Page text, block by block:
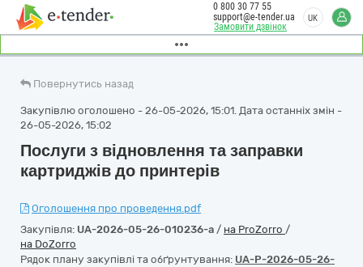
Замовити дзвінок
0 800 30 77 55
support@e-tender.ua
UK
Повернутись назад
Закупівлю оголошено - 26-05-2026, 15:01. Дата останніх змін -
26-05-2026, 15:02
Послуги з відновлення та заправки
картриджів до принтерів
Оголошення про проведення.pdf
Закупівля: UA-2026-05-26-010236-a / на ProZorro /
на DoZorro
Рядок плану закупівлі та обґрунтування: UA-P-2026-05-26-